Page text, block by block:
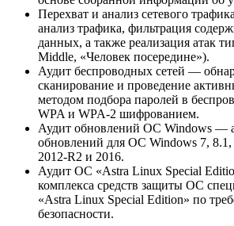
Перехват и анализ сетевого
анализ трафика, фильтрация
данных, а также реализация атак
Middle, «Человек посередине»).
Аудит беспроводных сетей —
сканирование и проведение
методом подбора паролей в
WPA и WPA-2 шифрованием.
Аудит обновлений ОС Windows —
обновлений для ОС Windows 7, 8.1,
2012-R2 и 2016.
Аудит ОС «Astra Linux Special
комплекса средств защиты ОС
«Astra Linux Special Edition» по
безопасности.